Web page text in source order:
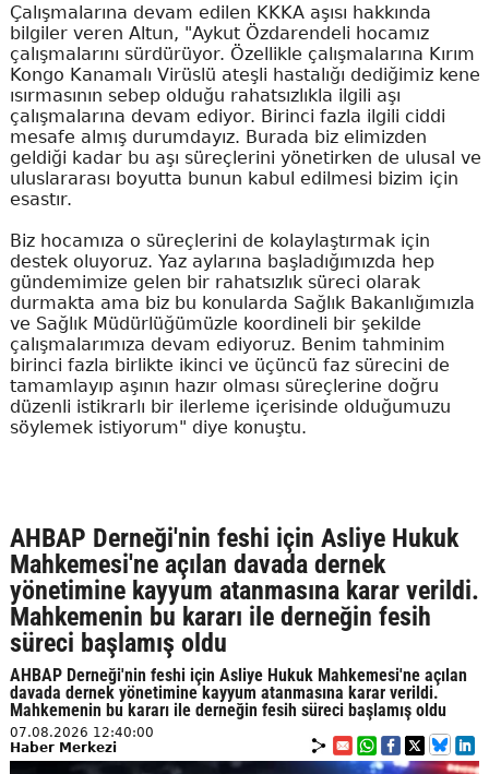
Çalışmalarına devam edilen KKKA aşısı hakkında
bilgiler veren Altun, "Aykut Özdarendeli hocamız
çalışmalarını sürdürüyor. Özellikle çalışmalarına Kırım
Kongo Kanamalı Virüslü ateşli hastalığı dediğimiz kene
ısırmasının sebep olduğu rahatsızlıkla ilgili aşı
çalışmalarına devam ediyor. Birinci fazla ilgili ciddi
mesafe almış durumdayız. Burada biz elimizden
geldiği kadar bu aşı süreçlerini yönetirken de ulusal ve
uluslararası boyutta bunun kabul edilmesi bizim için
esastır.
Biz hocamıza o süreçlerini de kolaylaştırmak için
destek oluyoruz. Yaz aylarına başladığımızda hep
gündemimize gelen bir rahatsızlık süreci olarak
durmakta ama biz bu konularda Sağlık Bakanlığımızla
ve Sağlık Müdürlüğümüzle koordineli bir şekilde
çalışmalarımıza devam ediyoruz. Benim tahminim
birinci fazla birlikte ikinci ve üçüncü faz sürecini de
tamamlayıp aşının hazır olması süreçlerine doğru
düzenli istikrarlı bir ilerleme içerisinde olduğumuzu
söylemek istiyorum" diye konuştu.
AHBAP Derneği'nin feshi için Asliye Hukuk
Mahkemesi'ne açılan davada dernek
yönetimine kayyum atanmasına karar verildi.
Mahkemenin bu kararı ile derneğin fesih
süreci başlamış oldu
AHBAP Derneği'nin feshi için Asliye Hukuk Mahkemesi'ne açılan
davada dernek yönetimine kayyum atanmasına karar verildi.
Mahkemenin bu kararı ile derneğin fesih süreci başlamış oldu
07.08.2026 12:40:00
Haber Merkezi